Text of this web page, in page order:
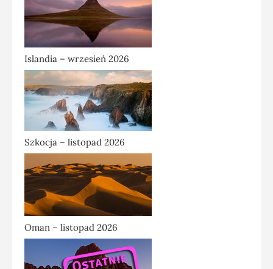
Islandia – wrzesień 2026
Szkocja – listopad 2026
Oman – listopad 2026